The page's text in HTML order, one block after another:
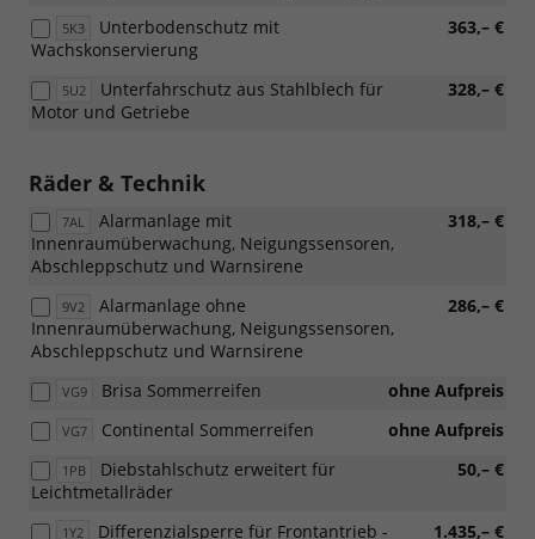
5K3 363,– €
Unterbodenschutz mit
Wachskonservierung
5U2 328,– €
Unterfahrschutz aus Stahlblech für
Motor und Getriebe
Räder & Technik
7AL 318,– €
Alarmanlage mit
Innenraumüberwachung, Neigungssensoren,
Abschleppschutz und Warnsirene
9V2 286,– €
Alarmanlage ohne
Innenraumüberwachung, Neigungssensoren,
Abschleppschutz und Warnsirene
VG9 ohne Aufpreis
Brisa Sommerreifen
VG7 ohne Aufpreis
Continental Sommerreifen
1PB 50,– €
Diebstahlschutz erweitert für
Leichtmetallräder
1Y2 1.435,– €
Differenzialsperre für Frontantrieb -